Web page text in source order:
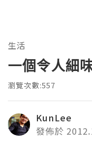
生活
一個令人細
瀏覽次數:557
KunLee
發佈於